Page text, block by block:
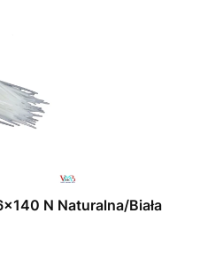
N Naturalna/Biała